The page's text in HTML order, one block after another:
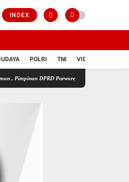
INDEX
POLRI TNI VIDIO
Purworejo Dari Golkar : "81 Tahun Merdeka ,